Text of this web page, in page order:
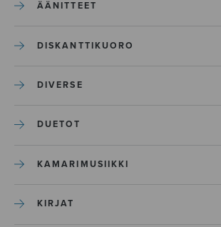
ÄÄNITTEET
DISKANTTIKUORO
DIVERSE
DUETOT
KAMARIMUSIIKKI
KIRJAT